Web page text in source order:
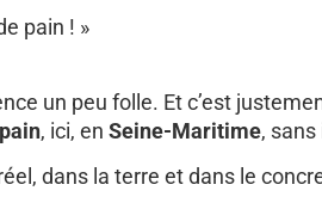
pain ! »
un peu folle. Et c’est
, ici, en Seine-Maritime,
dans la terre et dans le